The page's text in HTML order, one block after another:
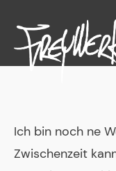
Ich bin noch ne
Zwischenzeit